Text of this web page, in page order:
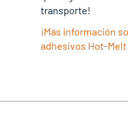
transporte!
¡Más información
adhesivos Hot-